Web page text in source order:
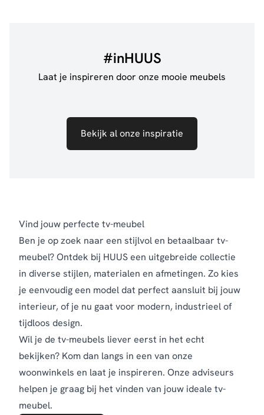
#inHUUS
Laat je inspireren door onze mooie meubels
Bekijk al onze inspiratie
Vind jouw perfecte tv-meubel
Ben je op zoek naar een stijlvol en betaalbaar tv-
meubel? Ontdek bij HUUS een uitgebreide collectie
in diverse stijlen, materialen en afmetingen. Zo kies
je eenvoudig een model dat perfect aansluit bij jouw
interieur, of je nu gaat voor modern, industrieel of
tijdloos design.
Wil je de tv-meubels liever eerst in het echt
bekijken? Kom dan langs in een van onze
woonwinkels en laat je inspireren. Onze adviseurs
helpen je graag bij het vinden van jouw ideale tv-
meubel.